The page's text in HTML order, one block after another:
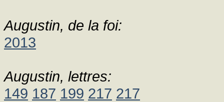
Augustin, de la foi:
2013
Augustin, lettres:
149 187 199 217 217